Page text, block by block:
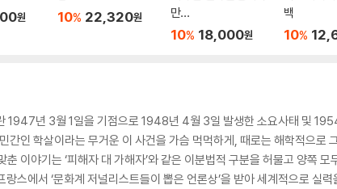
원 10% 22,320원
만…
10% 18,000원
백
10%
1947년 3월 1일을 기점으로 1948년 4월 3일 발생한 소요사태 및
인 학살이라는 무거운 이 사건을 가슴 먹먹하게, 때로는 해학적으로
이야기는 ‘피해자 대 가해자’와 같은 이분법적 구분을 허물고 양쪽 모
스에서 ‘문화계 저널리스트들이 뽑은 언론상’을 받아 세계적으로 실